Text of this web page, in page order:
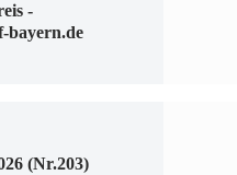
-
bayern.de
(Nr.203)